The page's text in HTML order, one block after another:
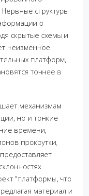
структуры
о
скрытые схемы и
неизменное
платформ,
точнее в
механизмам
но и тонкие
времени,
прокрутки,
“платформы, что
материал и